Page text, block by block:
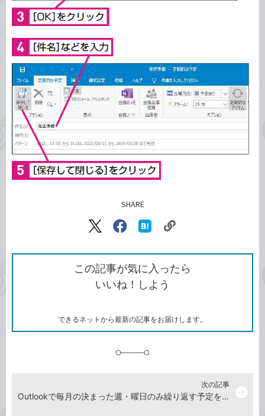
SHARE
X（旧
で
シ
ェ
ア
Facebook
シ
ェ
ア
な
ブ
ッ
ク
ク
ク
を
コ
この記事が気に入ったら
いいね！しよう
できるネットから最新の記事をお届けします。
次の記事
Outlookで毎月の決まった週・曜日のみ繰り返す予定を入力する方法